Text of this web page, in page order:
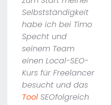
Selbstständigkeit
habe ich bei Timo
Specht und
seinem Team
einen Local-SEO-
Kurs für Freelancer
besucht und das
Tool SEOfolgreich